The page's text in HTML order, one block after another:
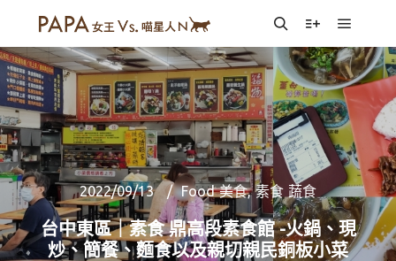
SearchMore info
Main
2022/09/13 Food 美食,素食 蔬食
台中東區｜素食 鼎高段素食館 -火鍋、現
炒、簡餐、麵食以及親切親民銅板小菜